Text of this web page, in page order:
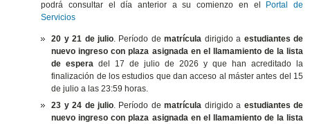
podrá consultar el día anterior a su comienzo en el Portal de
Servicios
20 y 21 de julio. Período dematrícula dirigido a estudiantes de
nuevo ingreso con plaza asignada en el llamamiento de la lista
de esperadel 17 de julio de 2026 y que han acreditado la
finalización de los estudios que dan acceso al máster antes del 15
de julio a las 23:59 horas.
23 y 24 de julio. Período dematrícula dirigido a estudiantes de
nuevo ingreso con plaza asignada en el llamamiento de la lista